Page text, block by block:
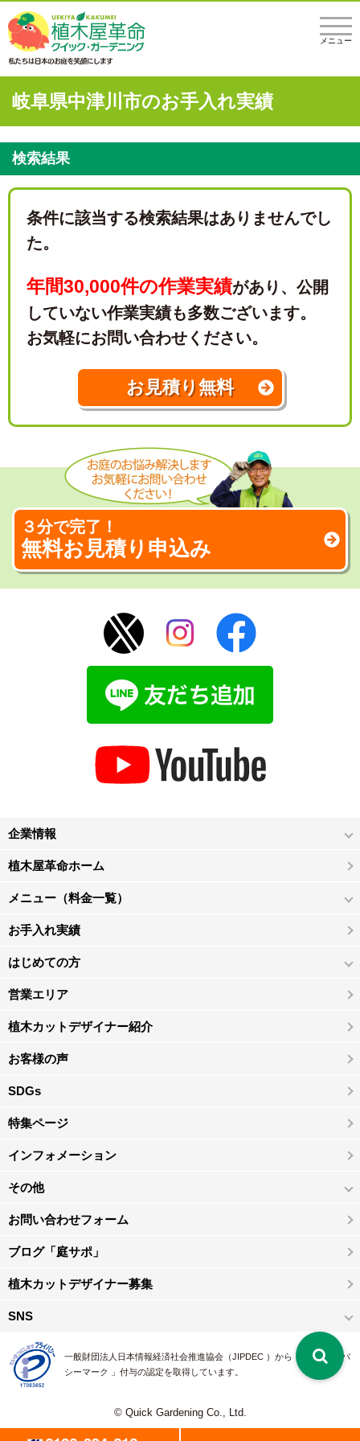
メニュー
岐阜県中津川市のお手入れ実績
検索結果
条件に該当する検索結果はありませんでし
た。
年間30,000件の作業実績があり、 公開
していない作業実績も多数ございます。
お気軽にお問い合わせください。
お見積り無料
３分で完了！
無料お見積り申込み
企業情報
植木屋革命ホーム
メニュー（料金一覧）
お手入れ実績
はじめての方
営業エリア
植木カットデザイナー紹介
お客様の声
SDGs
特集ページ
インフォメーション
その他
お問い合わせフォーム
ブログ「庭サポ」
植木カットデザイナー募集
SNS
一般財団法人日本情報経済社会推進協会（JIPDEC ）から 、「 プライバ
シーマーク 」付与の認定を取得しています。
© Quick Gardening Co., Ltd.